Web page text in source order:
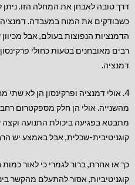
דרך טובה לאבחן את המחלה הזו. ניתן
כשבודקים את המוח במעבדה. דמנציה
הדמנציות הנפוצות בעולם, אבל
רבים מאובחנים בטעות כחולי
דמנציה.
4. אולי דמנציה ופרקינסון הן לא
מהשנייה. אולי הן חלק מספקטרום
מתבטא בפגיעה ביכולת התנועה
קוגניטיבית-שכלית, אבל באמצע יש
כך או אחרת, ברור לגמרי כי לאור
קוגניטיביות, אסור להתעלם מהקשר